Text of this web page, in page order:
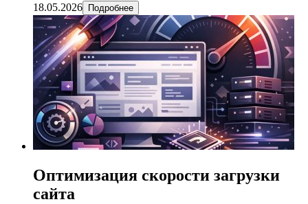
18.05.2026 Подробнее
Оптимизация скорости загрузки
сайта